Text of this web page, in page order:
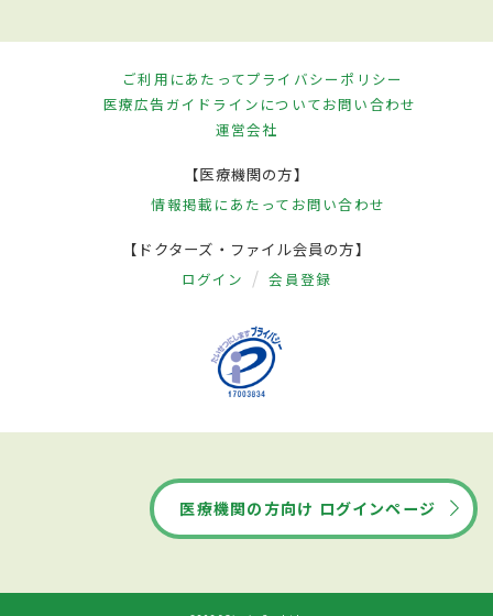
ご利用にあたってプライバシーポリシー
医療広告ガイドラインについてお問い合わせ
運営会社
【医療機関の方】
情報掲載にあたって お問い合わせ
【ドクターズ・ファイル会員の方】
ログイン 会員登録
医療機関の方向け ログインページ